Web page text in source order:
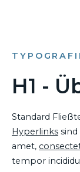
H1 -
Standard
Hyperlinks sind
amet,
tempor